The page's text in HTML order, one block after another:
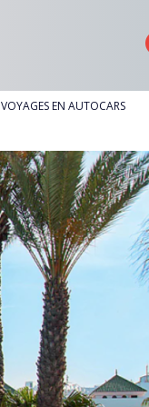
VOYAGES EN AUTOCARS